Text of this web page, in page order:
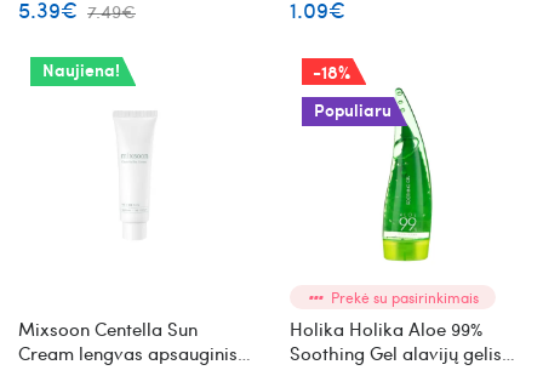
centelės ekstraktu Mini
5.39€ 7.49€
kolagenu
1.09€
Naujiena!
Mixsoon Centella Sun
Cream lengvas apsauginis
-18%
Populiaru
Prekė su pasirinkimais
Holika Holika Aloe 99%
Soothing Gel alavijų gelis